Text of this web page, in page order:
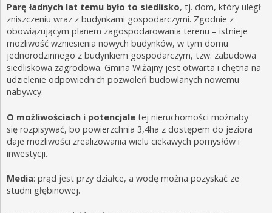
Parę ładnych lat temu było to siedlisko, tj. dom, który uległ
zniszczeniu wraz z budynkami gospodarczymi. Zgodnie z
obowiązującym planem zagospodarowania terenu – istnieje
możliwość wzniesienia nowych budynków, w tym domu
jednorodzinnego z budynkiem gospodarczym, tzw. zabudowa
siedliskowa zagrodowa. Gmina Wiżajny jest otwarta i chętna na
udzielenie odpowiednich pozwoleń budowlanych nowemu
nabywcy.
O możliwościach i potencjale tej nieruchomości możnaby
się rozpisywać, bo powierzchnia 3,4ha z dostępem do jeziora
daje możliwości zrealizowania wielu ciekawych pomysłów i
inwestycji.
Media: prąd jest przy działce, a wodę można pozyskać ze
studni głębinowej.